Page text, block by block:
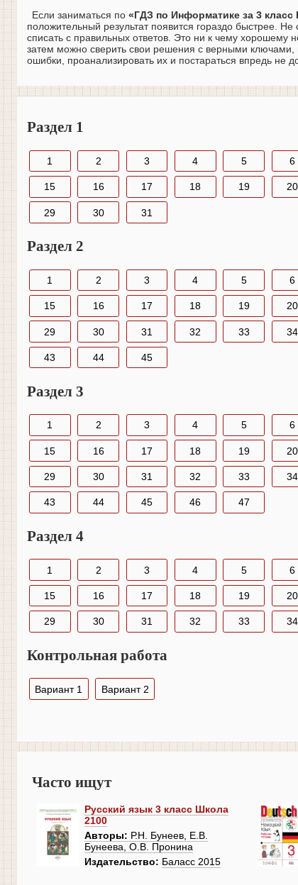
Если заниматься по «ГДЗ по Информатике за 3
положительный результат появится гораздо быстрее. Не
списать с правильных ответов. Это ни к чему хорошему
затем можно сверить свои решения с верными
ошибки, проанализировать их и постараться впредь не
Раздел 1
1 2 3 4 5 6
15 16 17 18 19 20
29 30 31
Раздел 2
1 2 3 4 5 6
15 16 17 18 19 20
29 30 31 32 33 34
43 44 45
Раздел 3
1 2 3 4 5 6
15 16 17 18 19 20
29 30 31 32 33 34
43 44 45 46 47
Раздел 4
1 2 3 4 5 6
15 16 17 18 19 20
29 30 31 32 33 34
Контрольная работа
Вариант 1 Вариант 2
Часто ищут
Русский язык 3 класс Школа
2100
Авторы: Р.Н. Бунеев, Е.В.
Бунеева, О.В. Пронина
Издательство: Баласс 2015